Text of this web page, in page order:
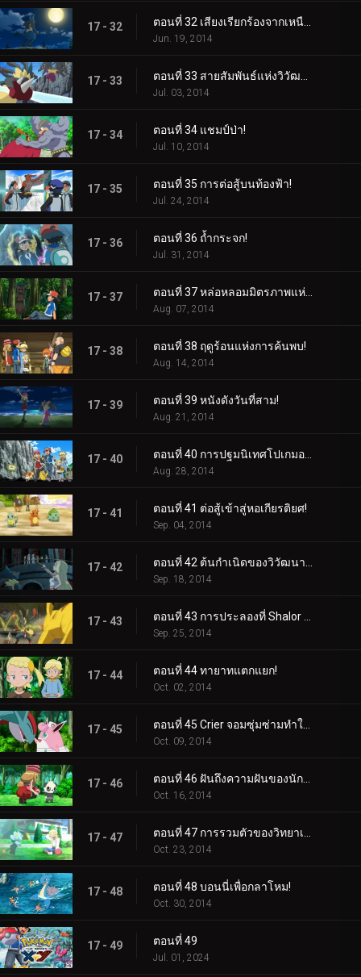
17 - 32
Jun. 19, 2014
17 - 33
Jul. 03, 2014
17 - 34 ตอนที่ 34 แชมป์ป่า!
Jul. 10, 2014
17 - 35 ตอนที่ 35 การต่อสู้บนท้องฟ้า!
Jul. 24, 2014
17 - 36 ตอนที่ 36 ถ้ำกระจก!
Jul. 31, 2014
17 - 37
Aug. 07, 2014
17 - 38 ตอนที่ 38 ฤดูร้อนแห่งการค้นพบ!
Aug. 14, 2014
17 - 39 ตอนที่ 39 หนังดังวันที่สาม!
Aug. 21, 2014
17 - 40
Aug. 28, 2014
17 - 41 ตอนที่ 41 ต่อสู้เข้าสู่หอเกียรติยศ!
Sep. 04, 2014
17 - 42
Sep. 18, 2014
17 - 43
Sep. 25, 2014
17 - 44 ตอนที่ 44 ทายาทแตกแยก!
Oct. 02, 2014
17 - 45
Oct. 09, 2014
17 - 46
Oct. 16, 2014
17 - 47
Oct. 23, 2014
17 - 48 ตอนที่ 48 บอนนี่เพื่อกลาโหม!
Oct. 30, 2014
17 - 49 ตอนที่ 49
Jul. 01, 2024